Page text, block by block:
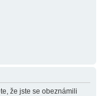
že jste se obeznámili